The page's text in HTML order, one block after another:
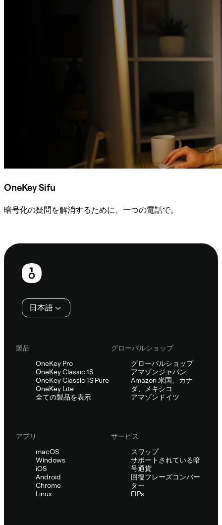
OneKey Sifu
暗号化の疑問を解消するために、一つの電話で。
フ
日本語
製品
OneKey Pro
OneKey Classic 1S
OneKey Classic 1S Pure
OneKey Lite
全ての製品を表示
グローバルショップ
グローバルショップ
アマゾンジャパン
Amazon 米国、カナ
ダ、メキシコ
アマゾンドイツ
アプリ
macOS
Windows
iOS
Android
Chrome
Linux
サービス
スワップ
サポートされている暗
号通貨
回復フレーズコンバー
ター
EIPs